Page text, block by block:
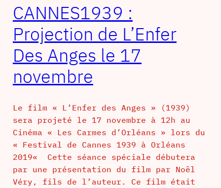
CANNES1939 :
Projection de L’Enfer
Des Anges le 17
novembre
Le film « L’Enfer des Anges » (1939)
sera projeté le 17 novembre à 12h au
Cinéma « Les Carmes d’Orléans » lors du
« Festival de Cannes 1939 à Orléans
2019« Cette séance spéciale débutera
par une présentation du film par Noël
Véry, fils de l’auteur. Ce film était